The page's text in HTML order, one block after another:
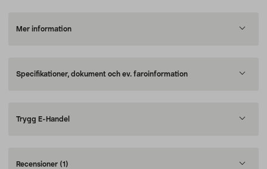
Mer information
Specifikationer, dokument och ev. faroinformation
Trygg E-Handel
Recensioner (1)